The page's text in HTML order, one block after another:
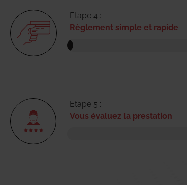
Etape 4 :
Règlement simple et rapide
Etape 5 :
Vous évaluez la prestation